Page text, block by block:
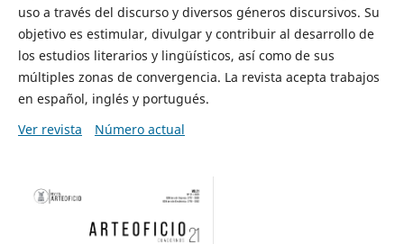
uso a través del discurso y diversos géneros discursivos. Su
objetivo es estimular, divulgar y contribuir al desarrollo de
los estudios literarios y lingüísticos, así como de sus
múltiples zonas de convergencia. La revista acepta trabajos
en español, inglés y portugués.
Ver revista
Número actual